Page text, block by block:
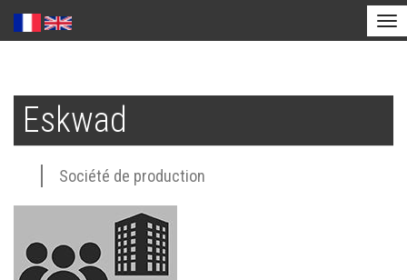
contenu
principal
Eskwad
Société de production